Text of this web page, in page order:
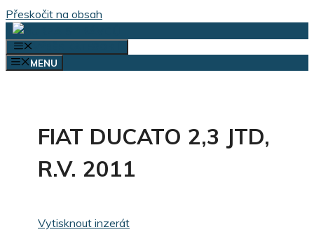
Přeskočit na obsah
MENU
FIAT DUCATO 2,3 JTD,
R.V. 2011
Vytisknout inzerát